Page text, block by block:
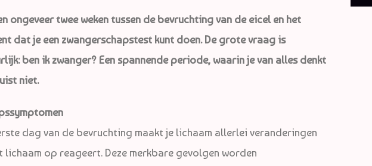
ongeveer twee weken tussen de bevruchting van de eicel en het
dat je een zwangerschapstest kunt doen. De grote vraag is
ben ik zwanger? Een spannende periode, waarin je van alles denkt
niet.
dag van de bevruchting maakt je lichaam allerlei veranderingen
lichaam op reageert. Deze merkbare gevolgen worden